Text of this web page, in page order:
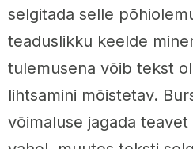
selgitada selle
teaduslikku keelde
tulemusena võib tekst
lihtsamini mõistetav.
võimaluse jagada